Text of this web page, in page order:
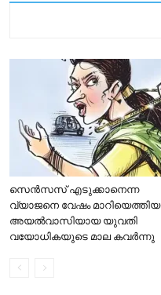
സെന്‍സസ് എടുക്കാനെന്ന
വ്യാജനെ വേഷം മാറിയെത്തിയ
അയല്‍വാസിയായ യുവതി
വയോധികയുടെ മാല കവര്‍ന്നു